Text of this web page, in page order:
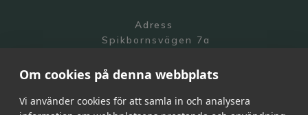
Adress
Spikbornsvägen 7a
Om cookies på denna webbplats
Vi använder cookies för att samla in och analysera